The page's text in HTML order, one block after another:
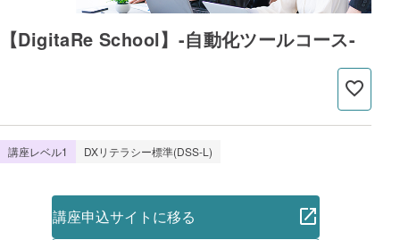
【DigitaRe School】-自動化ツールコース-
講座レベル1 DXリテラシー標準(DSS-L)
講座申込サイトに移る